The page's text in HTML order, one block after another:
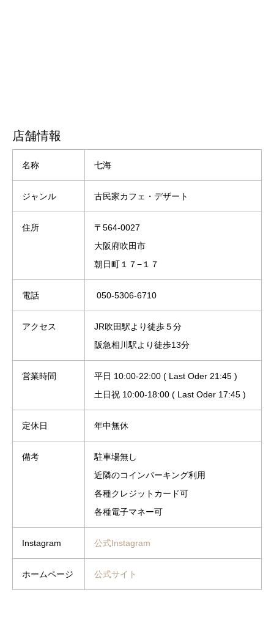
店舗情報
名称 七海
ジャンル 古民家カフェ・デザート
住所
〒564-0027
大阪府吹田市
朝日町１７−１７
電話 050-5306-6710
アクセス
JR吹田駅より徒歩５分
阪急相川駅より徒歩13分
営業時間
平日 10:00-22:00 ( Last Oder 21:45 )
土日祝 10:00-18:00 ( Last Oder 17:45 )
定休日 年中無休
備考
駐車場無し
近隣のコインパーキング利用
各種クレジットカード可
各種電子マネー可
Instagram 公式Instagram
ホームページ 公式サイト